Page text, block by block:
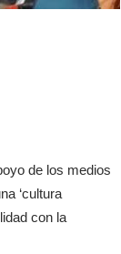
de los medios
‘cultura
con la